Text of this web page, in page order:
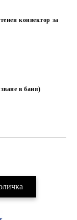
конвектор за
в баня)